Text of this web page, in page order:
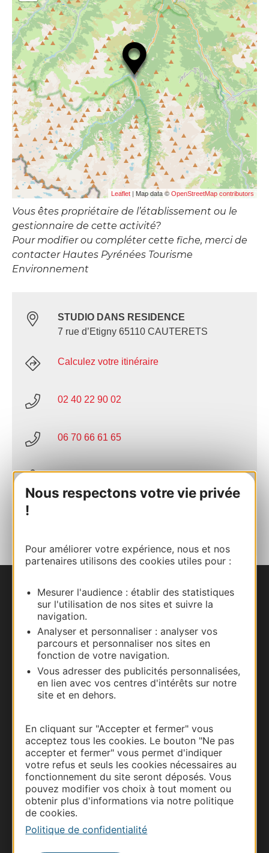
Nous respectons votre vie privée
!
Pour améliorer votre expérience, nous et nos
partenaires utilisons des cookies utiles pour :
Mesurer l'audience : établir des statistiques
sur l'utilisation de nos sites et suivre la
navigation.
Analyser et personnaliser : analyser vos
parcours et personnaliser nos sites en
fonction de votre navigation.
Vous adresser des publicités personnalisées,
en lien avec vos centres d'intérêts sur notre
site et en dehors.
En cliquant sur "Accepter et fermer" vous
acceptez tous les cookies. Le bouton "Ne pas
accepter et fermer" vous permet d'indiquer
votre refus et seuls les cookies nécessaires au
fonctionnement du site seront déposés. Vous
pouvez modifier vos choix à tout moment ou
obtenir plus d'informations via notre politique
de cookies.
Politique de confidentialité
Leaflet | Map data © OpenStreetMap contributors
Vous êtes propriétaire de l’établissement ou le
gestionnaire de cette activité?
Pour modifier ou compléter cette fiche, merci de
contacter Hautes Pyrénées Tourisme
Environnement
STUDIO DANS RESIDENCE
7 rue d’Etigny 65110 CAUTERETS
Calculez votre itinéraire
02 40 22 90 02
06 70 66 61 65
E-mail
Nous contacter
Carte interactive
Documentation
Thermalisme
Business/Mice
Pros d'Occitanie